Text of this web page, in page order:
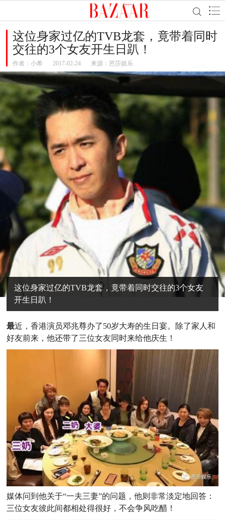
这位身家过亿的TVB龙套，竟带着同时
交往的3个女友开生日趴！
作者： 小希 2017-02-24 来源：芭莎娱乐
这位身家过亿的TVB龙套，竟带着同时交往的3个女友
开生日趴！
最近，香港演员邓兆尊办了50岁大寿的生日宴。除了家人和
好友前来，他还带了三位女友同时来给他庆生！
媒体问到他关于“一夫三妻”的问题，他则非常淡定地回答：
三位女友彼此间都相处得很好，不会争风吃醋！